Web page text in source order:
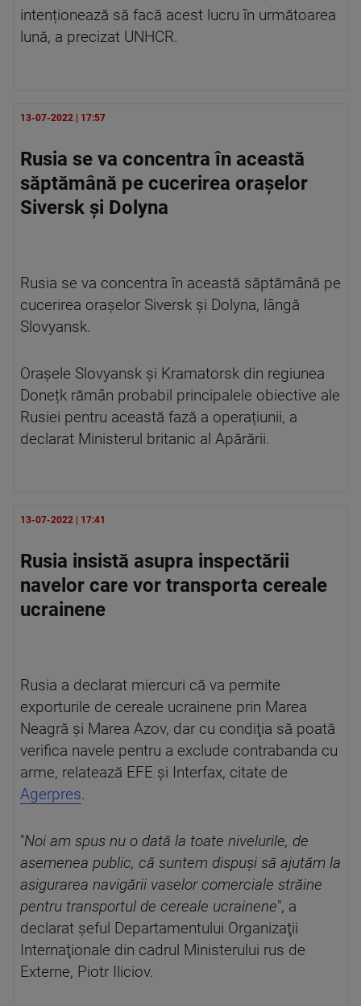
intenționează să facă acest lucru în următoarea
lună, a precizat UNHCR.
13-07-2022 | 17:57
Rusia se va concentra în această
săptămână pe cucerirea orașelor
Siversk și Dolyna
Rusia se va concentra în această săptămână pe
cucerirea orașelor Siversk și Dolyna, lângă
Slovyansk.
Orașele Slovyansk și Kramatorsk din regiunea
Donețk rămân probabil principalele obiective ale
Rusiei pentru această fază a operațiunii, a
declarat Ministerul britanic al Apărării.
13-07-2022 | 17:41
Rusia insistă asupra inspectării
navelor care vor transporta cereale
ucrainene
Rusia a declarat miercuri că va permite
exporturile de cereale ucrainene prin Marea
Neagră şi Marea Azov, dar cu condiţia să poată
verifica navele pentru a exclude contrabanda cu
arme, relatează EFE şi Interfax, citate de
Agerpres.
"Noi am spus nu o dată la toate nivelurile, de
asemenea public, că suntem dispuşi să ajutăm la
asigurarea navigării vaselor comerciale străine
pentru transportul de cereale ucrainene", a
declarat şeful Departamentului Organizaţii
Internaţionale din cadrul Ministerului rus de
Externe, Piotr Iliciov.